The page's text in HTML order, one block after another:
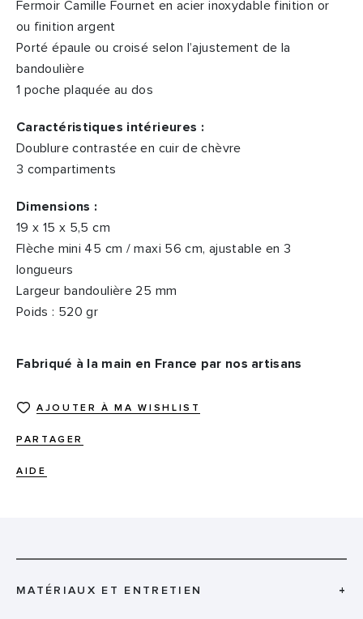
Fermoir Camille Fournet en acier inoxydable finition or
ou finition argent
Porté épaule ou croisé selon l’ajustement de la
bandoulière
1 poche plaquée au dos
Caractéristiques intérieures :
Doublure contrastée en cuir de chèvre
3 compartiments
Dimensions :
19 x 15 x 5,5 cm
Flèche mini 45 cm / maxi 56 cm, ajustable en 3
longueurs
Largeur bandoulière 25 mm
Poids : 520 gr
Fabriqué à la main en France par nos artisans
AJOUTER À MA WISHLIST
PARTAGER
AIDE
MATÉRIAUX ET ENTRETIEN +